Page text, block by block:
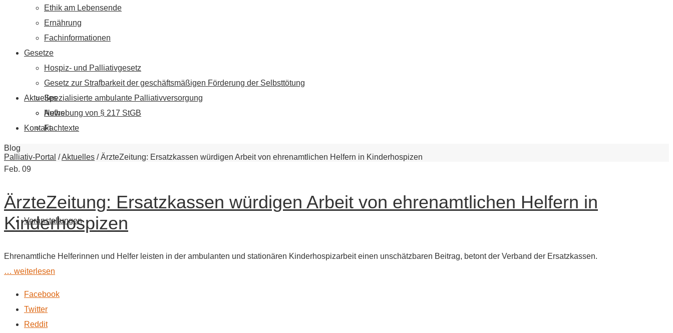
Aktuelles
News
Fachtexte
Veranstaltungen
Ethik am Lebensende
Ernährung
Fachinformationen
Gesetze
Hospiz- und Palliativgesetz
Gesetz zur Strafbarkeit der geschäftsmäßigen Förderung der Selbsttötung
Spezialisierte ambulante Palliativversorgung
Aufhebung von § 217 StGB
Kontakt
Blog
Palliativ-Portal /Aktuelles /ÄrzteZeitung: Ersatzkassen würdigen Arbeit von ehrenamtlichen Helfern in Kinderhospizen
Feb. 09
ÄrzteZeitung: Ersatzkassen würdigen Arbeit von ehrenamtlichen Helfern in
Kinderhospizen
Ehrenamtliche Helferinnen und Helfer leisten in der ambulanten und stationären Kinderhospizarbeit einen unschätzbaren Beitrag, betont der Verband der Ersatzkassen.
… weiterlesen
Facebook
Twitter
Reddit